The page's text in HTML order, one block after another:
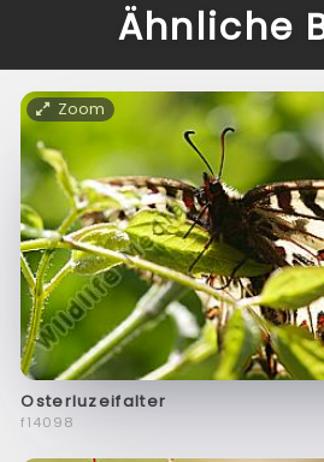
Ähnliche
Zoom
Osterluzeifalter
f14098